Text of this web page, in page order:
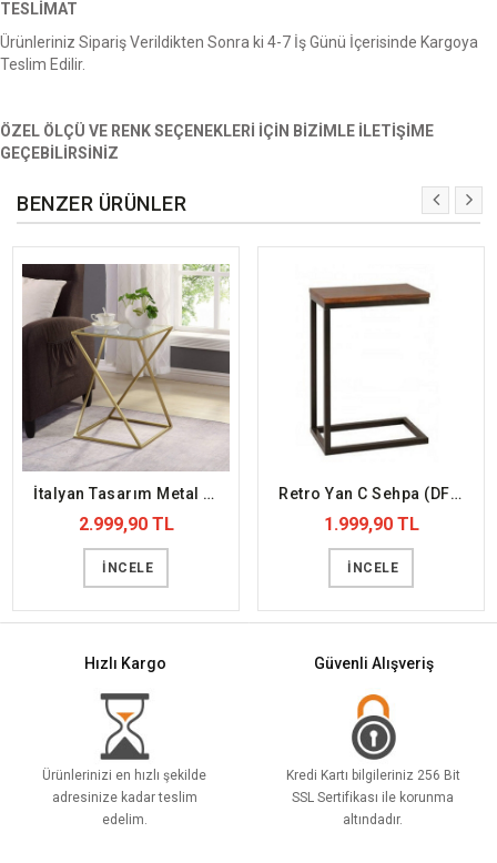
TESLİMAT
Ürünleriniz Sipariş Verildikten Sonra ki 4-7 İş Günü İçerisinde Kargoya
Teslim Edilir.
ÖZEL ÖLÇÜ VE RENK SEÇENEKLERİ İÇİN BİZİMLE İLETİŞİME
GEÇEBİLİRSİNİZ
BENZER ÜRÜNLER
İtalyan Tasarım Metal Sehpa (DFFYS1)
2.999,90 TL
İNCELE
Retro Yan C Sehpa (DFFYS2)
1.999,90 TL
İNCELE
Hızlı Kargo
Ürünlerinizi en hızlı şekilde
adresinize kadar teslim
edelim.
Güvenli Alışveriş
Kredi Kartı bilgileriniz 256 Bit
SSL Sertifikası ile korunma
altındadır.